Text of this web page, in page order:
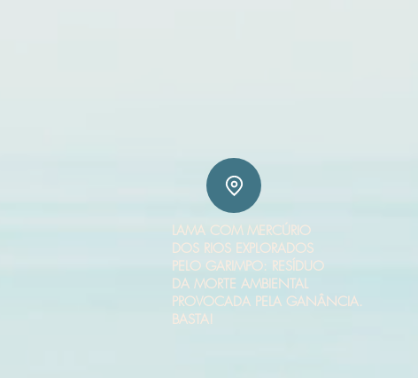
LAMA COM MERCÚRIO
DOS RIOS EXPLORADOS
PELO GARIMPO: RESÍDUO
DA MORTE AMBIENTAL
PROVOCADA PELA GANÂNCIA.
BASTA!